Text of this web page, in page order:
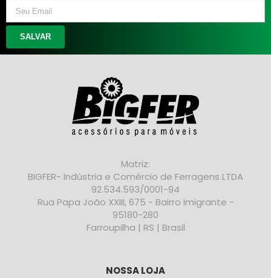
SALVAR
Matriz:
BIGFER- Indústria e Comércio de Ferragens LTDA
92.534.593/0001-94
Rua Papa João XXIII, 675 - Bairro Imigrante -
95180-280
Farroupilha | RS | Brasil
NOSSA LOJA